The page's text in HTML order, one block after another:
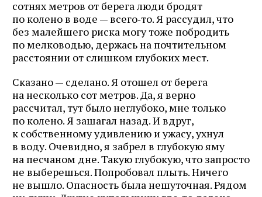
сотнях метров от берега люди бродят
по колено в воде — всего‑то. Я рассудил, что
без малейшего риска могу тоже побродить
по мелководью, держась на почтительном
расстоянии от слишком глубоких мест.
Сказано — сделано. Я отошел от берега
на несколько сот метров. Да, я верно
рассчитал, тут было неглубоко, мне только
по колено. Я зашагал назад. И вдруг,
к собственному удивлению и ужасу, ухнул
в воду. Очевидно, я забрел в глубокую яму
на песчаном дне. Такую глубокую, что запросто
не выберешься. Попробовал плыть. Ничего
не вышло. Опасность была нешуточная. Рядом